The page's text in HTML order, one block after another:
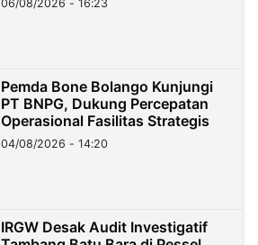
06/08/2026 - 16:23
Pemda Bone Bolango Kunjungi
PT BNPG, Dukung Percepatan
Operasional Fasilitas Strategis
04/08/2026 - 14:20
IRGW Desak Audit Investigatif